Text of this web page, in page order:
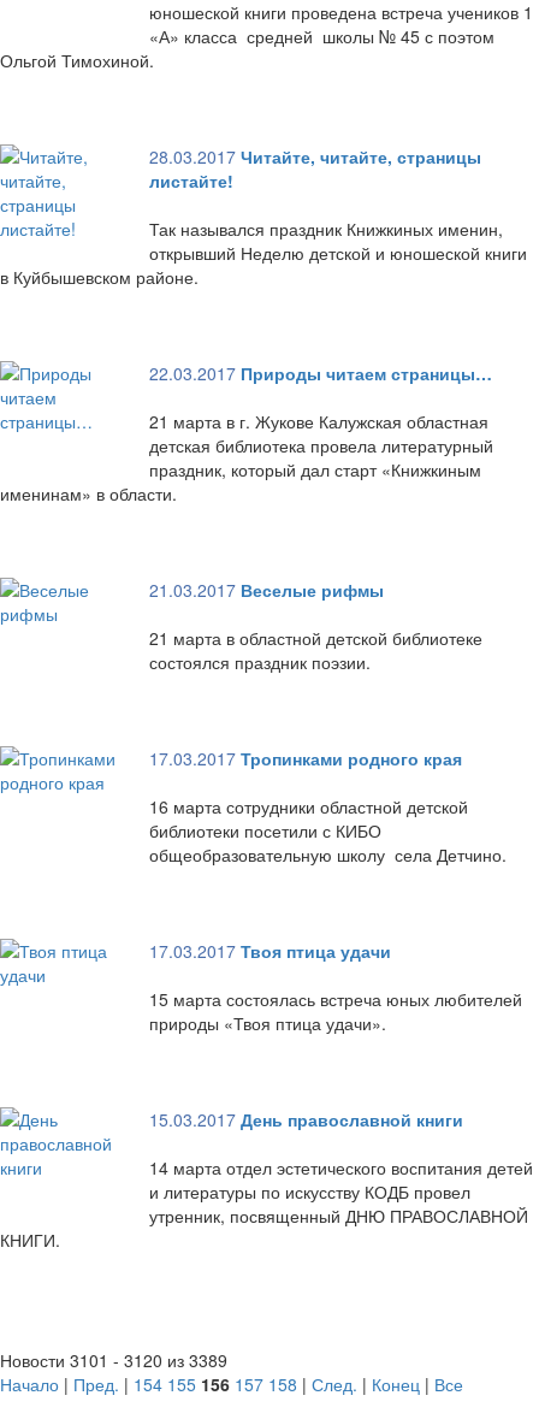
юношеской книги проведена встреча учеников 1
«А» класса средней школы № 45 с поэтом
Ольгой Тимохиной.
28.03.2017 Читайте, читайте, страницы
листайте!
Так назывался праздник Книжкиных именин,
открывший Неделю детской и юношеской книги
в Куйбышевском районе.
22.03.2017 Природы читаем страницы…
21 марта в г. Жукове Калужская областная
детская библиотека провела литературный
праздник, который дал старт «Книжкиным
именинам» в области.
21.03.2017 Веселые рифмы
21 марта в областной детской библиотеке
состоялся праздник поэзии.
17.03.2017 Тропинками родного края
16 марта сотрудники областной детской
библиотеки посетили с КИБО
общеобразовательную школу села Детчино.
17.03.2017 Твоя птица удачи
15 марта состоялась встреча юных любителей
природы «Твоя птица удачи».
15.03.2017 День православной книги
14 марта отдел эстетического воспитания детей
и литературы по искусству КОДБ провел
утренник, посвященный ДНЮ ПРАВОСЛАВНОЙ
КНИГИ.
Новости 3101 - 3120 из 3389
Начало | Пред. | 154 155 156 157 158 | След. | Конец | Все